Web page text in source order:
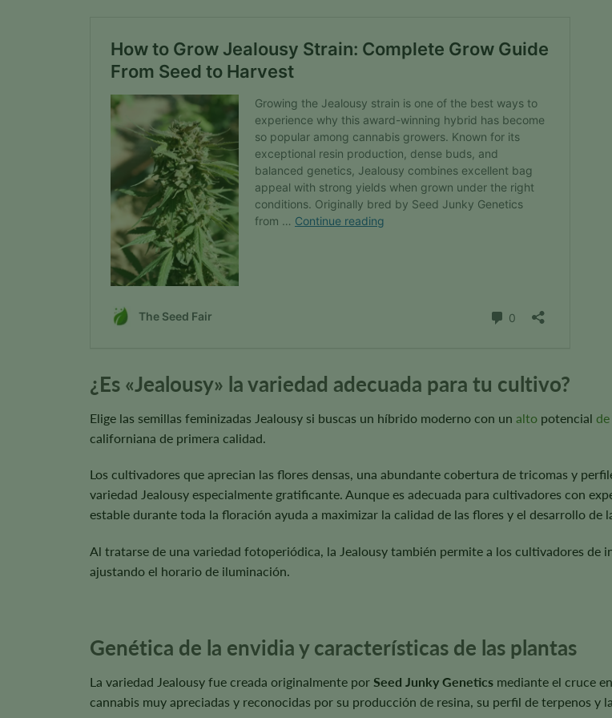
¿Es «Jealousy» la variedad adecuada para tu cultivo?
Elige las semillas feminizadas Jealousy si buscas un híbrido moderno con un alto potencial
californiana de primera calidad.
Los cultivadores que aprecian las flores densas, una abundante cobertura de tricomas y
variedad Jealousy especialmente gratificante. Aunque es adecuada para cultivadores con
estable durante toda la floración ayuda a maximizar la calidad de las flores y el desarrollo de
Al tratarse de una variedad fotoperiódica, la Jealousy también permite a los cultivadores
ajustando el horario de iluminación.
Genética de la envidia y características de las plantas
La variedad Jealousy fue creada originalmente por Seed Junky Genetics mediante el cruce
cannabis muy apreciadas y reconocidas por su producción de resina, su perfil de terpenos y